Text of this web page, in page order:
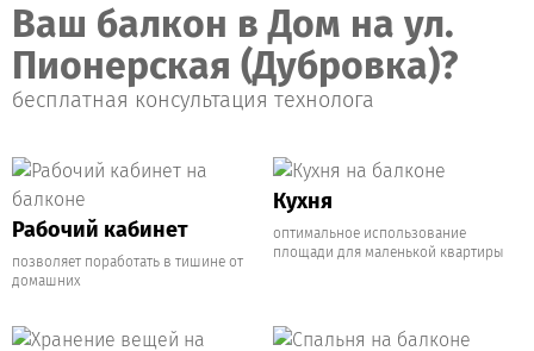
Ваш балкон в Дом на ул.
Пионерская (Дубровка)?
бесплатная консультация технолога
Рабочий кабинет
позволяет поработать в тишине от
домашних
Кухня
оптимальное использование
площади для маленькой квартиры